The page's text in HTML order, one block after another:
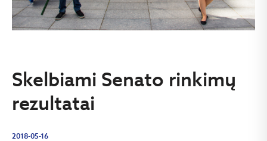
Skelbiami Senato rinkimų
rezultatai
2018-05-16